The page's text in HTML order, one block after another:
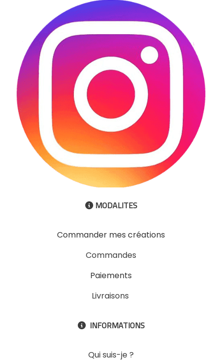
 MODALITES
Commander mes créations
Commandes
Paiements
Livraisons
 INFORMATIONS
Qui suis-je ?